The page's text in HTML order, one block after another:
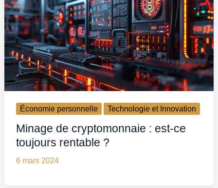
Économie personnelle Technologie et Innovation
Minage de cryptomonnaie : est-ce
toujours rentable ?
6 mars 2024